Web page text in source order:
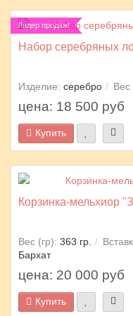
Лидер продаж!
Набор серебряных
Изделие: серебро Вес
цена: 18 500 руб
Купить
Корзинка-мельхиор
Вес (гр): 363 гр.
Бархат
цена: 20 000 руб
Купить